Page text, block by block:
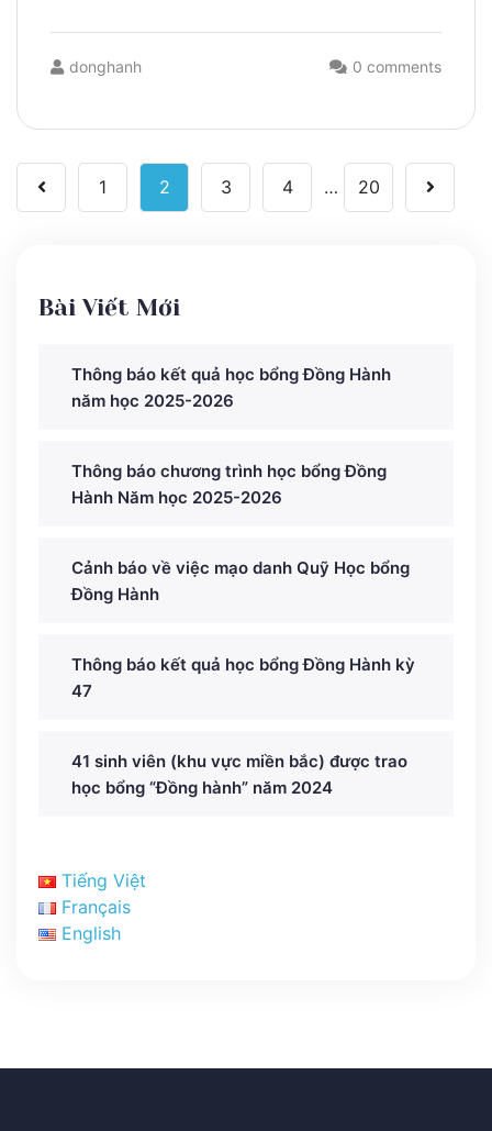
donghanh 0 comments
1 2 3 4 … 20
Bài Viết Mới
Thông báo kết quả học bổng Đồng Hành
năm học 2025-2026
Thông báo chương trình học bổng Đồng
Hành Năm học 2025-2026
Cảnh báo về việc mạo danh Quỹ Học bổng
Đồng Hành
Thông báo kết quả học bổng Đồng Hành kỳ
47
41 sinh viên (khu vực miền bắc) được trao
học bổng “Đồng hành” năm 2024
Tiếng Việt
Français
English